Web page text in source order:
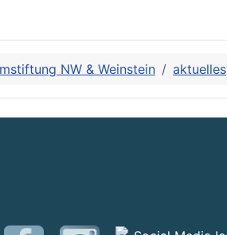
NW & Weinstein aktuelles